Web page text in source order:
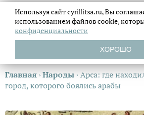
Главная ›Народы ›Арса: где
город, которого боялись арабы
Используя сайт cyrillitsa.ru, Вы
использованием файловcookie,
конфиденциальности
ХОРОШО